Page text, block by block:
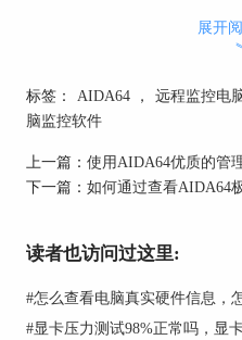
展开
标签： AIDA64 ， 远程监控电
脑监控软件
上一篇： 使用AIDA64优质的管
下一篇： 如何通过查看AIDA64
读者也访问过这里:
#怎么查看电脑真实硬件信息，
#显卡压力测试98%正常吗，显